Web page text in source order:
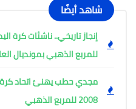
شاهد أيضًا
إنجاز تاريخي.. ناشئات كرة
للمربع الذهبي بمونديال
مجدي حطب يهنئ اتحاد كرة
2008 للمربع الذهبي